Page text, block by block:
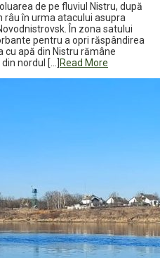
de pe fluviul Nistru, după
râu în urma atacului asupra
În zona satului
pentru a opri răspândirea
cu apă din Nistru rămâne
nordul […] Read More